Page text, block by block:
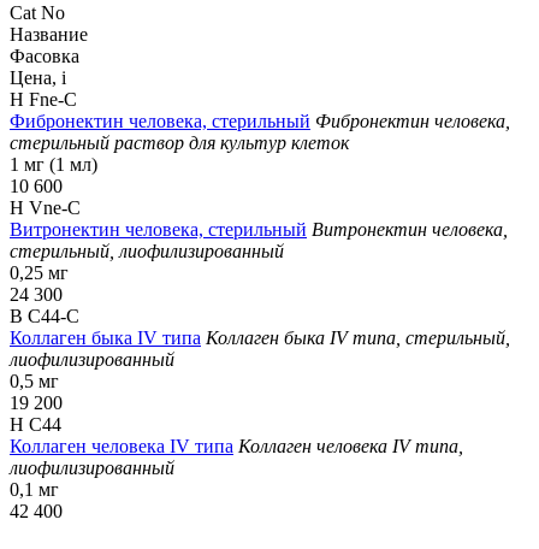
Cat No
Название
Фасовка
Цена, i
H Fne-C
Фибронектин человека, стерильный Фибронектин человека,
стерильный раствор для культур клеток
1 мг (1 мл)
10 600
H Vne-C
Витронектин человека, стерильный Витронектин человека,
стерильный, лиофилизированный
0,25 мг
24 300
B C44-C
Коллаген быка IV типа Коллаген быка IV типа, стерильный,
лиофилизированный
0,5 мг
19 200
H C44
Коллаген человека IV типа Коллаген человека IV типа,
лиофилизированный
0,1 мг
42 400